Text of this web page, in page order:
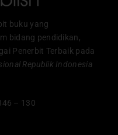
buku yang
bidang pendidikan,
Penerbit Terbaik pada
Republik Indonesia
– 130